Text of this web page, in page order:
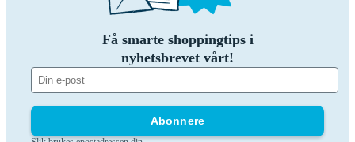
Få smarte shoppingtips i
nyhetsbrevet vårt!
Abonnere